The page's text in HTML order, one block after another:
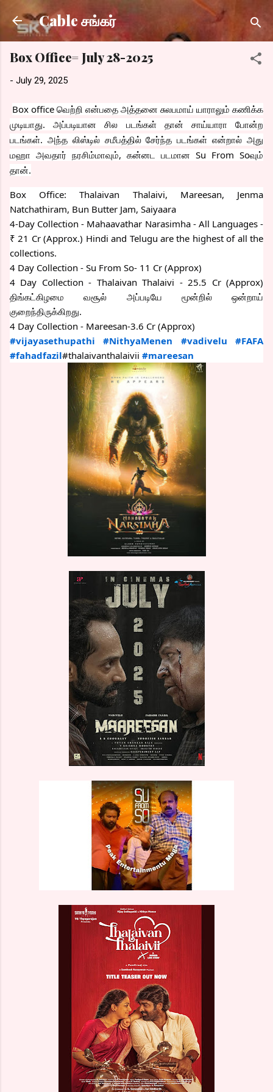
Skip to main content
Cable சங்கர்
Box Office= July 28-2025
- July 29, 2025
Box office வெற்றி என்பதை அத்தனை சுலபமாய் யாராலும் கணிக்க
முடியாது. அப்படியான சில படங்கள் தான் சாய்யாரா போன்ற
படங்கள். அந்த லிஸ்டில் சமீபத்தில் சேர்ந்த படங்கள் என்றால் அது
மஹா அவதார் நரசிம்மாவும், கன்னட படமான Su From Soவும்
தான்.
Box Office: Thalaivan Thalaivi, Mareesan, Jenma
Natchathiram, Bun Butter Jam, Saiyaara
4-Day Collection - Mahaavathar Narasimha - All Languages -
₹ 21 Cr (Approx.) Hindi and Telugu are the highest of all the
collections.
4 Day Collection - Su From So- 11 Cr (Approx)
4 Day Collection - Thalaivan Thalaivi - 25.5 Cr (Approx)
திங்கட்கிழமை வசூல் அப்படியே மூன்றில் ஒன்றாய்
குறைந்திருக்கிறது.
4 Day Collection - Mareesan-3.6 Cr (Approx)
#vijayasethupathi
#NithyaMenen #vadivelu
#FAFA
#fahadfazil#thalaivanthalaivii #mareesan